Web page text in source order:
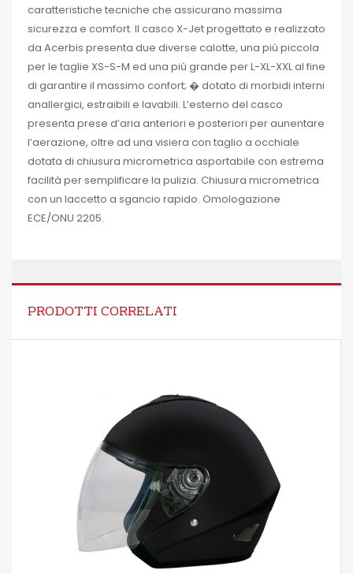
caratteristiche tecniche che assicurano massima
sicurezza e comfort. Il casco X-Jet progettato e realizzato
da Acerbis presenta due diverse calotte, una più piccola
per le taglie XS-S-M ed una più grande per L-XL-XXL al fine
di garantire il massimo confort; � dotato di morbidi interni
anallergici, estraibili e lavabili. L’esterno del casco
presenta prese d’aria anteriori e posteriori per aunentare
l’aerazione, oltre ad una visiera con taglio a occhiale
dotata di chiusura micrometrica asportabile con estrema
facilità per semplificare la pulizia. Chiusura micrometrica
con un laccetto a sgancio rapido. Omologazione
ECE/ONU 2205.
PRODOTTI CORRELATI